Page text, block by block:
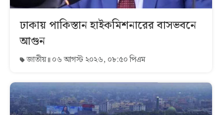
ঢাকায় পাকিস্তান হাইকমিশনারের বাসভবনে
আগুন
জাতীয় ০৬ আগস্ট ২০২৬, ০৮:৫০ পিএম